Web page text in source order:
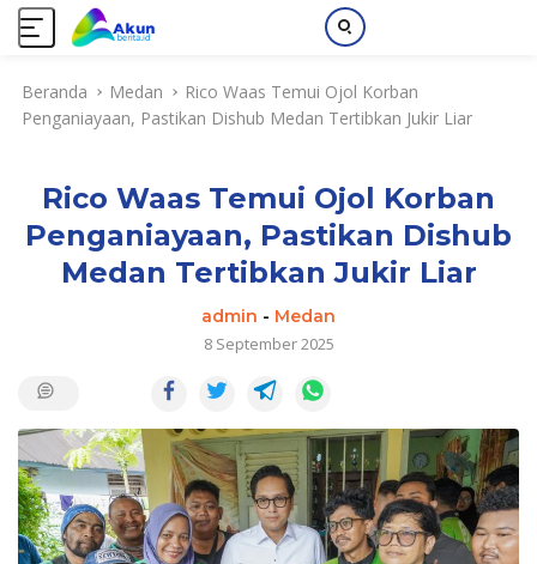
Beranda Medan
Rico Waas Temui Ojol Korban
Penganiayaan, Pastikan Dishub Medan Tertibkan Jukir Liar
Rico Waas Temui Ojol Korban
Penganiayaan, Pastikan Dishub
Medan Tertibkan Jukir Liar
admin - Medan
8 September 2025